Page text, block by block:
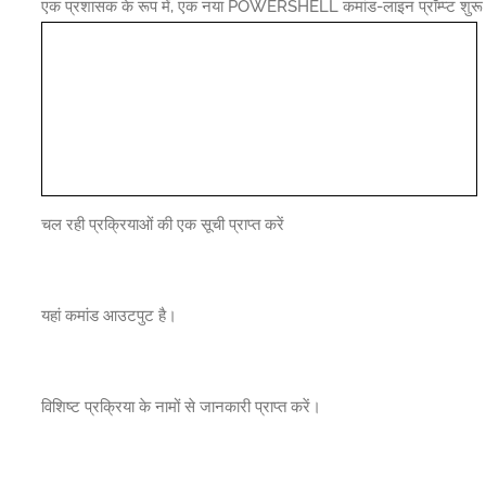
एक प्रशासक के रूप में, एक नया POWERSHELL कमांड-लाइन प्रॉम्प्ट
चल रही प्रक्रियाओं की एक सूची प्राप्त करें
यहां कमांड आउटपुट है।
विशिष्ट प्रक्रिया के नामों से जानकारी प्राप्त करें।